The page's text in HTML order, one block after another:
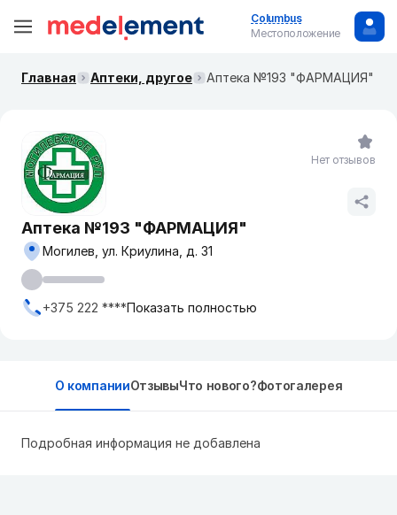
Columbus
Местоположение
Главная Аптеки, другое Аптека №193 "ФАРМАЦИЯ"
Аптека №193 "ФАРМАЦИЯ"
Могилев, ул. Криулина, д. 31
+375 222 ****Показать полностью
Нет отзывов
О компанииОтзывыЧто нового?Фотогалерея
Подробная информация не добавлена